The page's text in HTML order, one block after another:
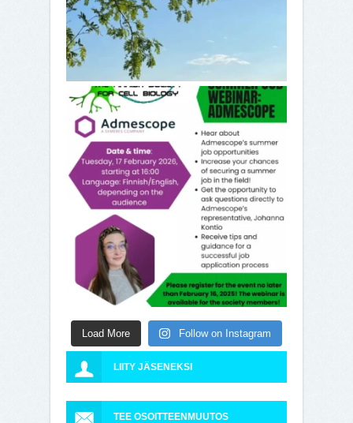
Load More Follow on Instagram
LIITY JÄSENEKSI
TEE OSOITTEENMUUTOS